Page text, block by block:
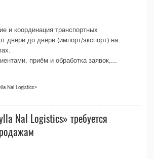
и координация транспортных
двери до двери (импорт/экспорт) на
приём и обработка заявок,...
Nal Logistics»
Nal Logistics» требуется